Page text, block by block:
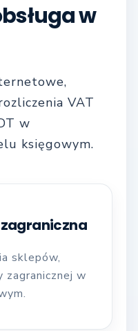
w
VAT
w
księgowym.
sklepów,
zagranicznej w